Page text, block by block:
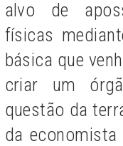
alvo de
físicas
básica que
criar um
questão da
da